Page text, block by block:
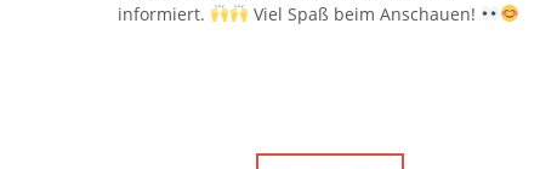
informiert.
Viel Spaß beim Anschauen!